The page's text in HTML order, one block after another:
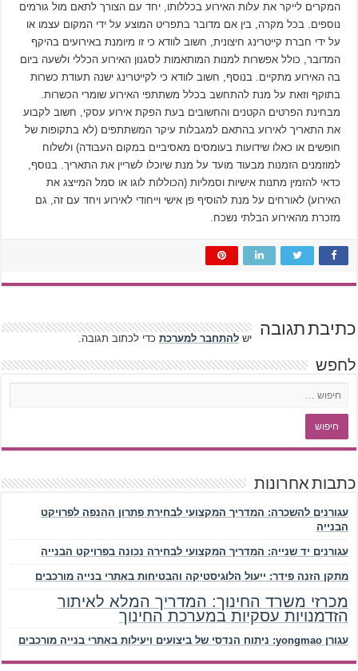
המקרים לייקר את עלות האירוע בכללותו, יחד עם הצורך לתאם מול גורמים
נוספים. בכל מקרה, בין אם מדובר בתפריט המוצע על ידי המקום עצמו או
על ידי חברת קייטרינג חיצונית, חשוב לוודא כי זו מיומנת באירועים בהיקף
המדובר, כולל אפשרות למנות המותאמות לסגנון האירוע הכללי ולשעה ביום
בה האירוע מתקיים. בנוסף, חשוב לוודא כי לקייטרינג ישנה תעודת כשרות
בתוקף וזאת על מנת להתחשב בכלל משתתפי האירוע שומרי הכשרות.
מבחינת הפרטים הקטנים והחשובים בעת הפקת אירוע עסקי, חשוב לקבוע
את התאריך לאירוע בהתאם למגבלות עיקר המשתתפים (לא בתקופות של
חופשים או כאלו שידועות בעומסים מאסיביים במקום העבודה) ולשלוח
למוזמנים הזמנות מבעוד מועד על מנת שיוכלו לשריין את התאריך. בנוסף,
כדאי להזמין מתנות אישיות וסמליות (הכוללות לוגו או סמל המייצג את
האירוע) לאורחים על מנת להוסיף פן אישי וייחודי לאירוע ויחד עם זה, גם
מזכרת מהאירוע הבלתי נשכח.
כתיבת תגובה ישלהתחבר למערכת כדי לכתוב תגובה.
לחפש
כתבות אחרונות
עגורנים להשכרה: המדריך המקצועי לבחירת פתרון ההנפה לפרויקט
הבנייה
עגורנים יד שנייה: המדריך המקצועי לבחירה נכונה בפרויקט הבנייה
מתקן הזנה פידר: ייעול הלוגיסטיקה והבטיחות באתרי בנייה מורכבים
מכרזי משרד החינוך: המדריך המלא לאיתור
הזדמנויות עסקיות במערכת החינוך
עגורן yongmao: ניתוח הנדסי של ביצועים ויעילות באתרי בנייה מורכבים